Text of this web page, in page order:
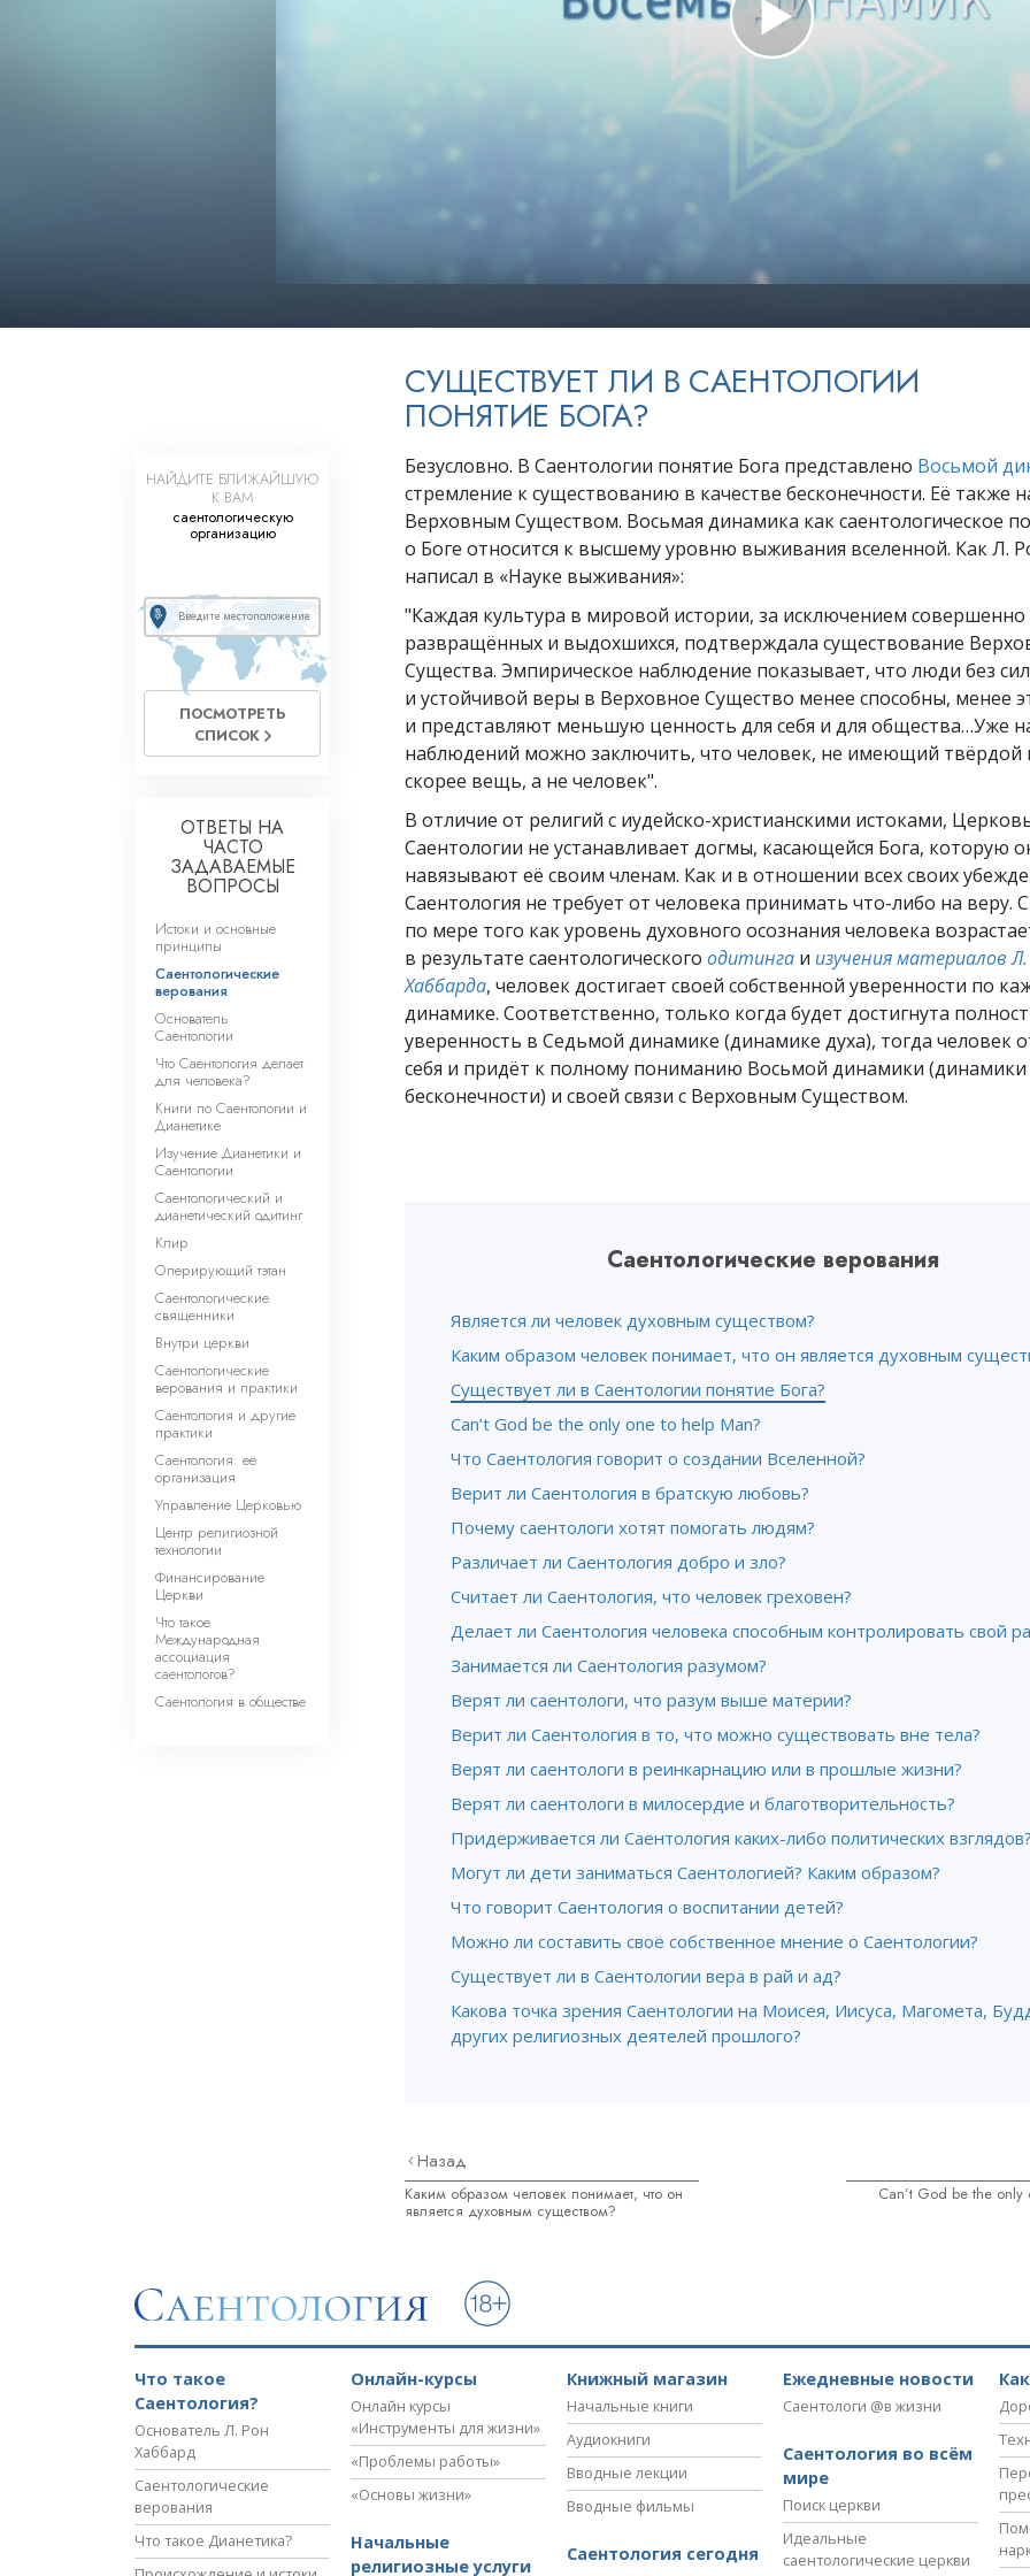
СУЩЕСТВУЕТ ЛИ В САЕНТОЛОГИИ
ПОНЯТИЕ БОГА?
Безусловно. В Саентологии понятие Бога представлено Восьмой
стремление к существованию в качестве бесконечности. Её также
Верховным Существом. Восьмая динамика как саентологическое
о Боге относится к высшему уровню выживания вселенной. Как Л.
написал в «Науке выживания»:
"Каждая культура в мировой истории, за исключением совершенно
развращённых и выдохшихся, подтверждала существование
Существа. Эмпирическое наблюдение показывает, что люди без
и устойчивой веры в Верховное Существо менее способны, менее
и представляют меньшую ценность для себя и для общества…Уже
наблюдений можно заключить, что человек, не имеющий твёрдой
скорее вещь, а не человек".
В отличие от религий с иудейско-христианскими истоками,
Саентологии не устанавливает догмы, касающейся Бога, которую
навязывают её своим членам. Как и в отношении всех своих
Саентология не требует от человека принимать что-либо на веру.
по мере того как уровень духовного осознания человека
в результате саентологического одитинга и изучения материалов
Хаббарда, человек достигает своей собственной уверенности по
динамике. Соответственно, только когда будет достигнута
уверенность в Седьмой динамике (динамике духа), тогда человек
себя и придёт к полному пониманию Восьмой динамики (динамики
бесконечности) и своей связи с Верховным Существом.
Саентологические верования
Является ли человек духовным существом?
Каким образом человек понимает, что он является духовным
Существует ли в Саентологии понятие Бога?
Can’t God be the only one to help Man?
Что Саентология говорит о создании Вселенной?
Верит ли Саентология в братскую любовь?
Почему саентологи хотят помогать людям?
Различает ли Саентология добро и зло?
Считает ли Саентология, что человек греховен?
Делает ли Саентология человека способным контролировать свой
Занимается ли Саентология разумом?
Верят ли саентологи, что разум выше материи?
Верит ли Саентология в то, что можно существовать вне тела?
Верят ли саентологи в реинкарнацию или в прошлые жизни?
Верят ли саентологи в милосердие и благотворительность?
Придерживается ли Саентология каких-либо политических взглядов?
Могут ли дети заниматься Саентологией? Каким образом?
Что говорит Саентология о воспитании детей?
Можно ли составить своё собственное мнение о Саентологии?
Существует ли в Саентологии вера в рай и ад?
Какова точка зрения Саентологии на Моисея, Иисуса, Магомета,
других религиозных деятелей прошлого?
Назад
Каким образом человек понимает, что он
является духовным существом?
Can’t God be the only
НАЙДИТЕ БЛИЖАЙШУЮ
К ВАМ
саентологическую
организацию
ПОСМОТРЕТЬ
СПИСОК
ОТВЕТЫ НА
ЧАСТО
ЗАДАВАЕМЫЕ
ВОПРОСЫ
Истоки и основные
принципы
Саентологические
верования
Основатель
Саентологии
Что Саентология делает
для человека?
Книги по Саентологии и
Дианетике
Изучение Дианетики и
Саентологии
Саентологический и
дианетический одитинг
Клир
Оперирующий тэтан
Саентологические
священники
Внутри церкви
Саентологические
верования и практики
Саентология и другие
практики
Саентология: её
организация
Управление Церковью
Центр религиозной
технологии
Финансирование
Церкви
Что такое
Международная
ассоциация
саентологов?
Саентология в обществе
Что такое
Саентология?
Основатель Л. Рон
Хаббард
Саентологические
верования
Что такое Дианетика?
Онлайн-курсы
Онлайн курсы
«Инструменты для жизни»
«Проблемы работы»
«Основы жизни»
Начальные
религиозные услуги
Книжный магазин
Начальные книги
Аудиокниги
Вводные лекции
Вводные фильмы
Саентология сегодня
Ежедневные новости
Саентологи @в жизни
Саентология во всём
мире
Поиск церкви
Идеальные
саентологические церкви